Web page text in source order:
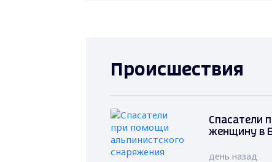
Происшествия
Спасатели
женщину в
день назад